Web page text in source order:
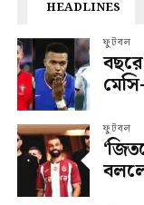
HEADLINES
ফুটবল
ফুটবল